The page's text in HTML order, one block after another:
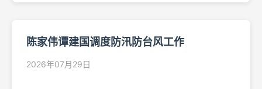
陈家伟谭建国调度防汛防台风工作
2026年07月29日